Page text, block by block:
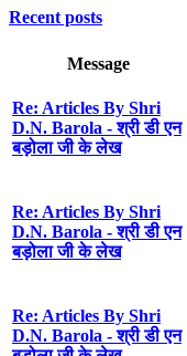
Recent posts
Message
Re: Articles By Shri
D.N. Barola - श्री डी एन
बड़ोला जी के लेख
Re: Articles By Shri
D.N. Barola - श्री डी एन
बड़ोला जी के लेख
Re: Articles By Shri
D.N. Barola - श्री डी एन